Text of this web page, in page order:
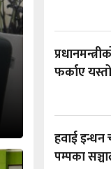
फर्काए
हवाई इन्धन
पम्पका